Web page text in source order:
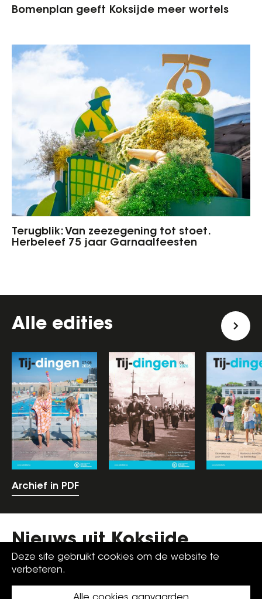
Bomenplan geeft Koksijde meer wortels
Terugblik: Van zeezegening tot stoet.
Herbeleef 75 jaar Garnaalfeesten
Alle edities
Archief in PDF
Nieuws uit Koksijde
Overzicht op koksijde.be
Deze site gebruikt cookies om de website te
verbeteren.